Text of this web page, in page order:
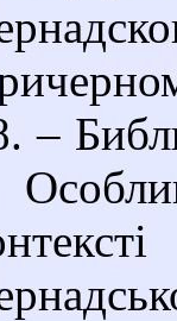
–